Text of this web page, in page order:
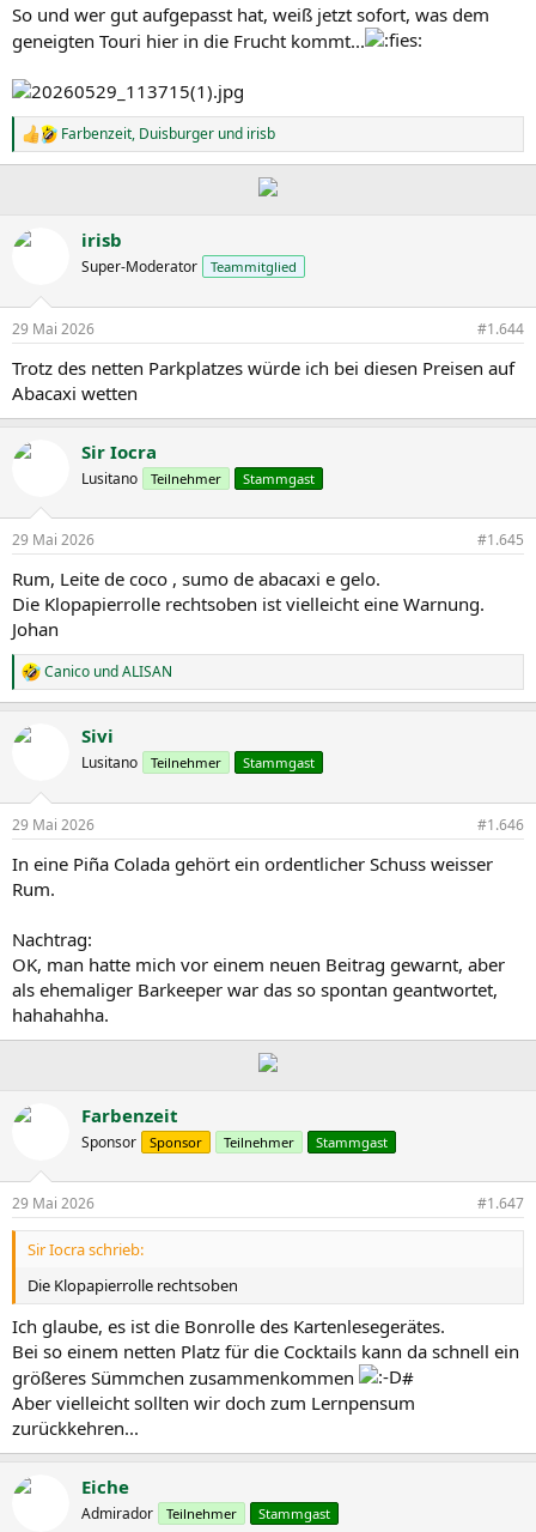
So und wer gut aufgepasst hat, weiß jetzt sofort, was dem
geneigten Touri hier in die Frucht kommt...
R
e
i
n
:
Farbenzeit, Duisburger und irisb
irisb
Super-Moderator Teammitglied
29 Mai 2026 #1.644
Trotz des netten Parkplatzes würde ich bei diesen Preisen auf
Abacaxi wetten
Sir Iocra
Lusitano Teilnehmer Stammgast
29 Mai 2026 #1.645
Rum, Leite de coco , sumo de abacaxi e gelo.
Die Klopapierrolle rechtsoben ist vielleicht eine Warnung.
Johan
R
e
k
e
:
Canico undALISAN
Sivi
Lusitano Teilnehmer Stammgast
29 Mai 2026 #1.646
In eine Piña Colada gehört ein ordentlicher Schuss weisser
Rum.
Nachtrag:
OK, man hatte mich vor einem neuen Beitrag gewarnt, aber
als ehemaliger Barkeeper war das so spontan geantwortet,
hahahahha.
Farbenzeit
Sponsor Sponsor Teilnehmer Stammgast
29 Mai 2026 #1.647
Sir Iocra schrieb:
Die Klopapierrolle rechtsoben
Ich glaube, es ist die Bonrolle des Kartenlesegerätes.
Bei so einem netten Platz für die Cocktails kann da schnell ein
größeres Sümmchen zusammenkommen
#
Aber vielleicht sollten wir doch zum Lernpensum
zurückkehren...
Eiche
Admirador Teilnehmer Stammgast